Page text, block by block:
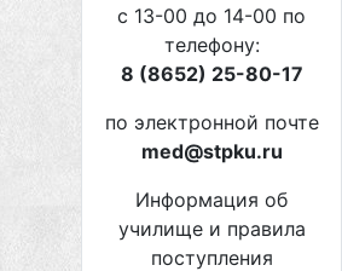
с 13-00 до 14-00 по
телефону:
8 (8652) 25-80-17
по электронной почте
med@stpku.ru
Информация об
училище и правила
поступления